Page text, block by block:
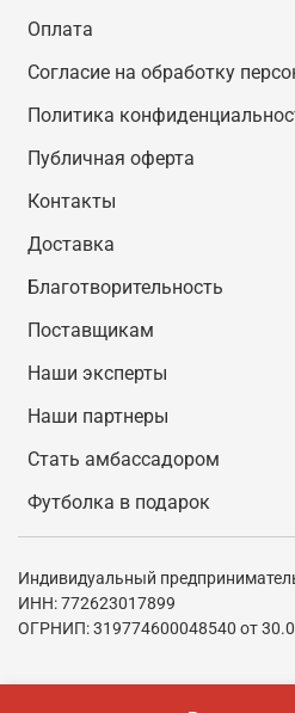
Оплата
Согласие на обработку
Политика
Публичная оферта
Контакты
Доставка
Благотворительность
Поставщикам
Наши эксперты
Наши партнеры
Стать амбассадором
Футболка в подарок
Индивидуальный
ИНН: 772623017899
ОГРНИП: 319774600048540 от